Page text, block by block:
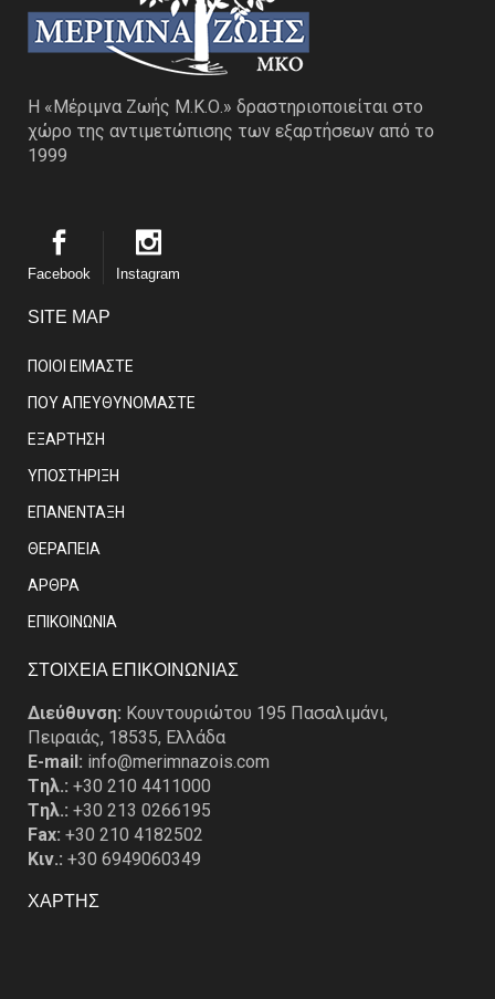
Η «Μέριμνα Ζωής Μ.Κ.Ο.» δραστηριοποιείται στο
χώρο της αντιμετώπισης των εξαρτήσεων από το
1999
Facebook Instagram
SITE MAP
ΠΟΙΟΙ ΕΙΜΑΣΤE
ΠΟΥ ΑΠΕΥΘΥΝΟΜΑΣΤΕ
ΕΞΑΡΤΗΣΗ
ΥΠΟΣΤΗΡΙΞΗ
ΕΠΑΝΕΝΤΑΞΗ
ΘΕΡΑΠΕΙΑ
ΑΡΘΡΑ
EΠΙΚΟΙΝΩΝΙΑ
ΣΤΟΙΧΕΙΑ ΕΠΙΚΟΙΝΩΝΙΑΣ
Διεύθυνση: Κουντουριώτου 195 Πασαλιμάνι,
Πειραιάς, 18535, Ελλάδα
E-mail: info@merimnazois.com
Tηλ.: +30 210 4411000
Tηλ.: +30 213 0266195
Fax: +30 210 4182502
Κιν.: +30 6949060349
ΧΑΡΤΗΣ